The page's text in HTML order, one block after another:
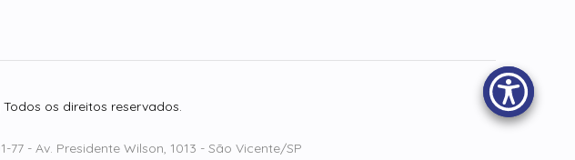
os direitos reservados.
- Av. Presidente Wilson, 1013 - São Vicente/SP